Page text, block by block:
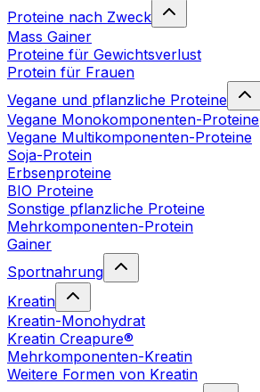
Proteine nach Zweck
Mass Gainer
Proteine für Gewichtsverlust
Protein für Frauen
Vegane und pflanzliche Proteine
Vegane Monokomponenten-Proteine
Vegane Multikomponenten-Proteine
Soja-Protein
Erbsenproteine
BIO Proteine
Sonstige pflanzliche Proteine
Mehrkomponenten-Protein
Gainer
Sportnahrung
Kreatin
Kreatin-Monohydrat
Kreatin Creapure®
Mehrkomponenten-Kreatin
Weitere Formen von Kreatin